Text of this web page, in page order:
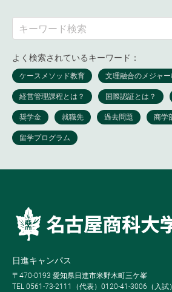
よく検索されているキーワード：
日進キャンパス
〒470-0193 愛知県日進市米野木町三ケ峯
TEL 0561-73-2111（代表）0120-41-3006（入試）